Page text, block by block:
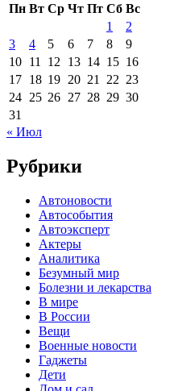
Пн Вт Ср Чт Пт Сб Вс
1
2
3
4 5 6 7 8
9
10 11 12 13 14 15 16
17 18 19 20 21 22 23
24 25 26 27 28 29 30
31
« Июл
Рубрики
Автоновости
Автособытия
Автоэксперт
Актеры
Аналитика
Безумный мир
Болезни и лекарства
В мире
В России
Вещи
Военные новости
Гаджеты
Дети